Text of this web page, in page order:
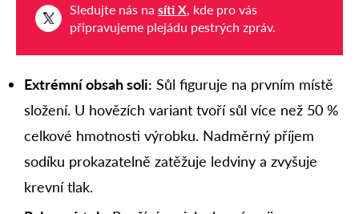
Sledujte nás na síti X, kde pro vás
připravujeme plejádu pestrých zpráv.
Extrémní obsah soli: Sůl figuruje na prvním místě
složení. U hovězích variant tvoří sůl více než 50 %
celkové hmotnosti výrobku. Nadměrný příjem
sodíku prokazatelně zatěžuje ledviny a zvyšuje
krevní tlak.